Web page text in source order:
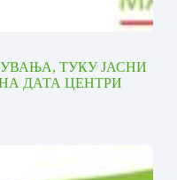
ТУКУ ЈАСНИ
ДАТА ЦЕНТРИ